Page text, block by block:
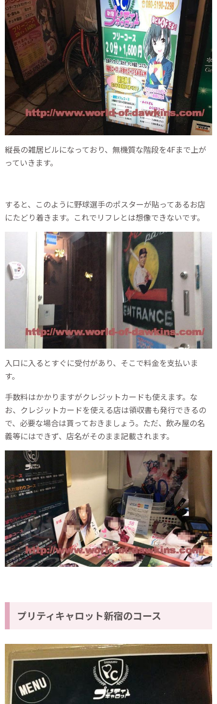
縦長の雑居ビルになっており、無機質な階段を4Fまで上が
っていきます。
すると、このように野球選手のポスターが貼ってあるお店
にたどり着きます。これでリフレとは想像できないです。
入口に入るとすぐに受付があり、そこで料金を支払いま
す。
手数料はかかりますがクレジットカードも使えます。な
お、クレジットカードを使える店は領収書も発行できるの
で、必要な場合は貰っておきましょう。ただ、飲み屋の名
義等にはできず、店名がそのまま記載されます。
プリティキャロット新宿のコース